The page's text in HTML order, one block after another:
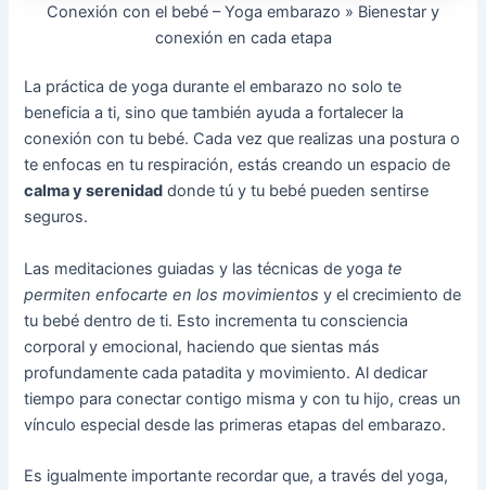
Conexión con el bebé – Yoga embarazo » Bienestar y
conexión en cada etapa
La práctica de yoga durante el embarazo no solo te
beneficia a ti, sino que también ayuda a fortalecer la
conexión con tu bebé. Cada vez que realizas una postura o
te enfocas en tu respiración, estás creando un espacio de
calma y serenidad donde tú y tu bebé pueden sentirse
seguros.
Las meditaciones guiadas y las técnicas de yoga te
permiten enfocarte en los movimientos y el crecimiento de
tu bebé dentro de ti. Esto incrementa tu consciencia
corporal y emocional, haciendo que sientas más
profundamente cada patadita y movimiento. Al dedicar
tiempo para conectar contigo misma y con tu hijo, creas un
vínculo especial desde las primeras etapas del embarazo.
Es igualmente importante recordar que, a través del yoga,